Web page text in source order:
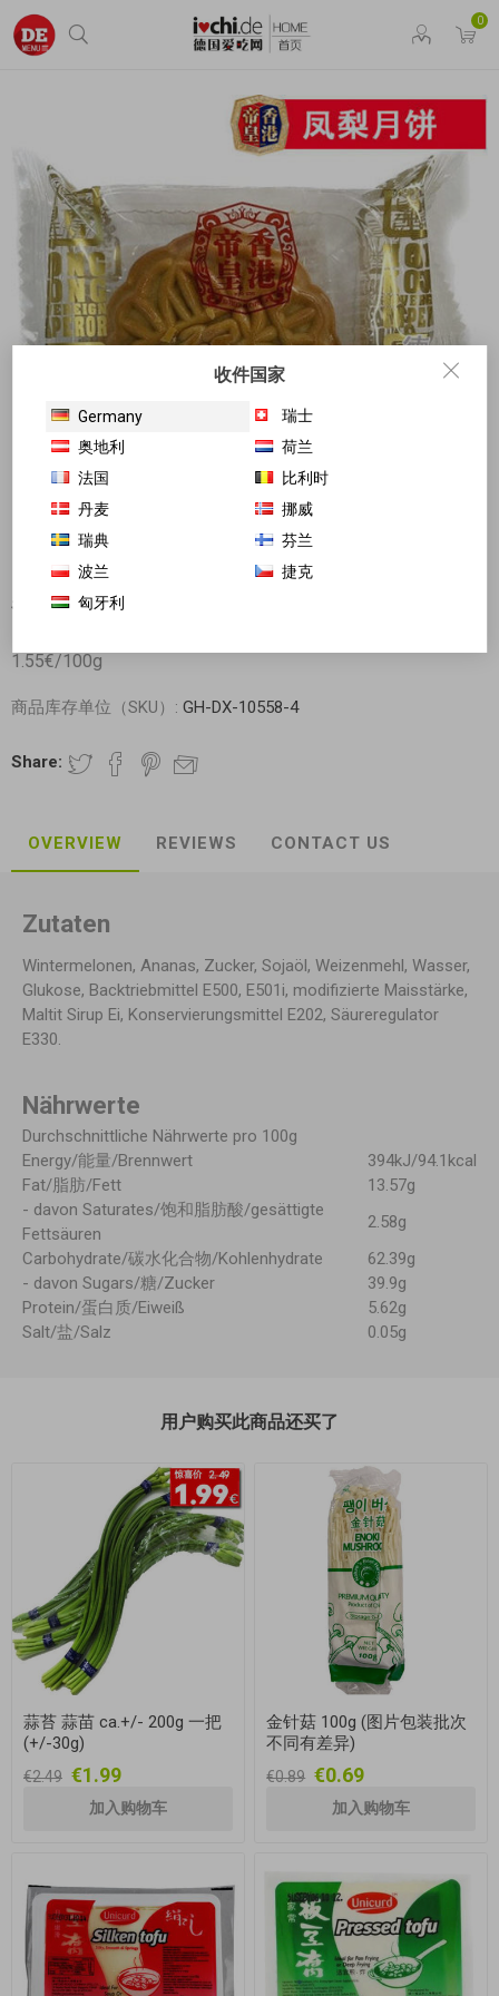
0
香港帝皇 凤梨月饼 100g 单颗
1.55€/100g
商品库存单位（SKU）: GH-DX-10558-4
Share:
OVERVIEW REVIEWS CONTACT US
Zutaten
Wintermelonen, Ananas, Zucker, Sojaöl, Weizenmehl, Wasser,
Glukose, Backtriebmittel E500, E501i, modifizierte Maisstärke,
Maltit Sirup Ei, Konservierungsmittel E202, Säureregulator
E330.
Nährwerte
Durchschnittliche Nährwerte pro 100g
Energy/能量/Brennwert
394kJ/94.1kcal
Fat/脂肪/Fett
13.57g
- davon Saturates/饱和脂肪酸/gesättigte
Fettsäuren
2.58g
Carbohydrate/碳水化合物/Kohlenhydrate
62.39g
- davon Sugars/糖/Zucker
39.9g
Protein/蛋白质/Eiweiß
5.62g
Salt/盐/Salz
0.05g
用户购买此商品还买了
蒜苔 蒜苗 ca.+/- 200g 一把
(+/-30g)
€2.49 €1.99
金针菇 100g (图片包装批次
不同有差异)
€0.89 €0.69
收件国家
Germany
瑞士
奥地利
荷兰
法国
比利时
丹麦
挪威
瑞典
芬兰
波兰
捷克
匈牙利